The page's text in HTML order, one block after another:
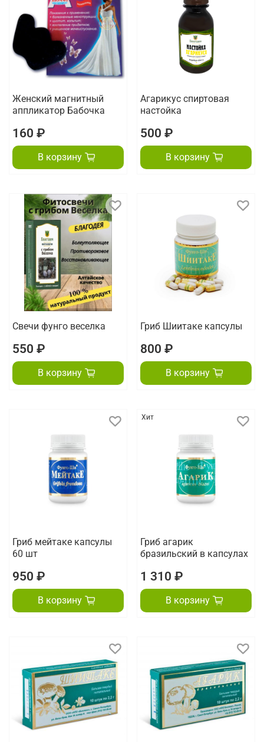
Женский магнитный
аппликатор Бабочка
160 ₽
В корзину
Агарикус спиртовая
настойка
500 ₽
В корзину
Свечи фунго веселка
550 ₽
В корзину
Гриб Шиитаке капсулы
800 ₽
В корзину
Гриб мейтаке капсулы
60 шт
950 ₽
В корзину
Хит
Гриб агарик
бразильский в капсулах
1 310 ₽
В корзину